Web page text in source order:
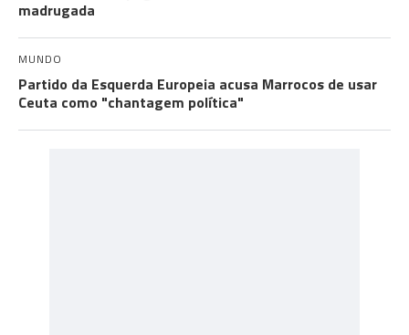
madrugada
MUNDO
Partido da Esquerda Europeia acusa Marrocos de usar
Ceuta como "chantagem política"